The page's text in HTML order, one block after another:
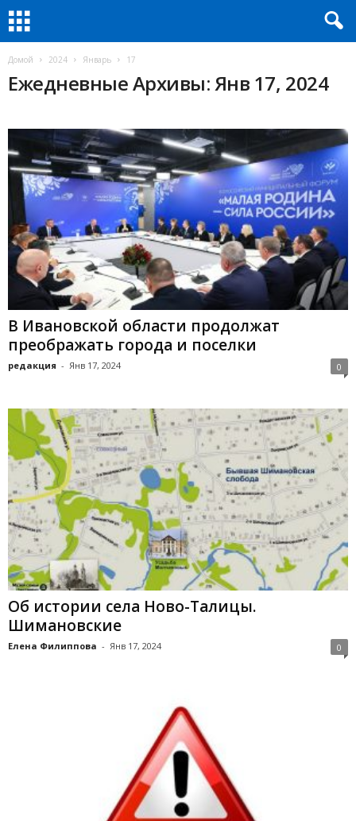
Домой 2024 Январь 17
Ежедневные Архивы: Янв 17, 2024
В Ивановской области продолжат
преображать города и поселки
редакция - Янв 17, 2024 0
Об истории села Ново-Талицы.
Шимановские
Елена Филиппова - Янв 17, 2024 0